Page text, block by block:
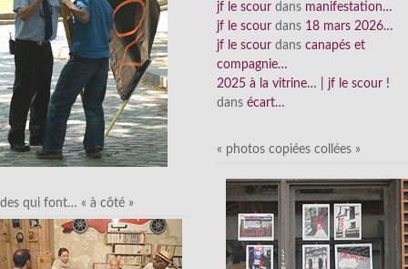
des qui font… « à côté »
jf le scour dans manifestation…
jf le scour dans 18 mars 2026…
jf le scour dans canapés et
compagnie…
2025 à la vitrine… | jf le scour !
dans écart…
« photos copiées collées »